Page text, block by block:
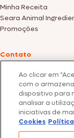
Minha Receita
Seara Animal
Promoções
Contato
SAC: +55 0800 047
Fotos meramente
estoques dos nossos
de dados.
Os preços, promoções
exclusivamente para
Ao clicar em
com o
dispositivo para
analisar a
iniciativas de
Cookies